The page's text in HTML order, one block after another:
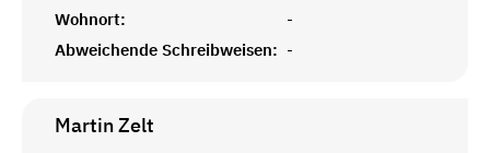
Wohnort:
-
Abweichende Schreibweisen: -
MartinZelt